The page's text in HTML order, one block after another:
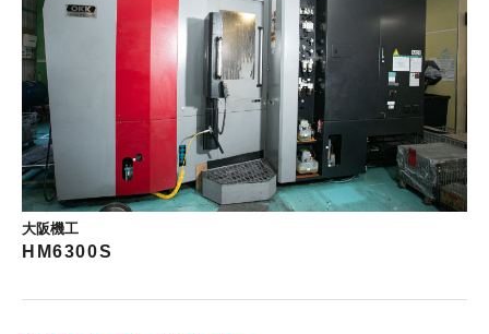
大阪機工
HM6300S